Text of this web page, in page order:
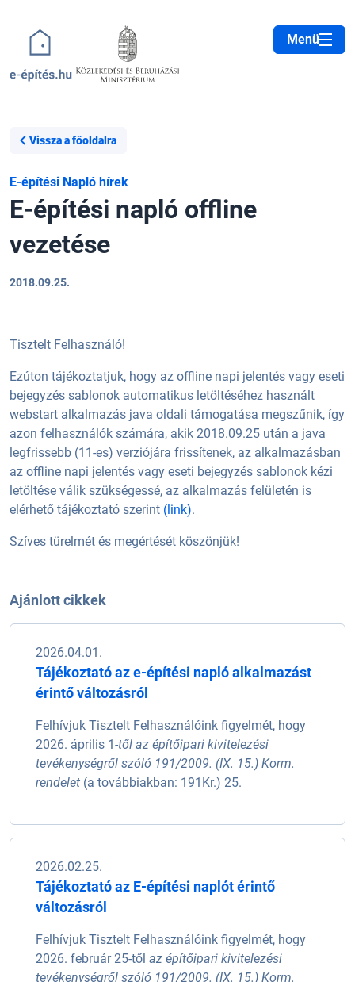
Menü
Vissza a főoldalra
E-építési Napló hírek
E-építési napló offline
vezetése
2018.09.25.
Tisztelt Felhasználó!
Ezúton tájékoztatjuk, hogy az offline napi jelentés vagy eseti
bejegyzés sablonok automatikus letöltéséhez használt
webstart alkalmazás java oldali támogatása megszűnik, így
azon felhasználók számára, akik 2018.09.25 után a java
legfrissebb (11-es) verziójára frissítenek, az alkalmazásban
az offline napi jelentés vagy eseti bejegyzés sablonok kézi
letöltése válik szükségessé, az alkalmazás felületén is
elérhető tájékoztató szerint (link).
Szíves türelmét és megértését köszönjük!
Ajánlott cikkek
2026.04.01.
Tájékoztató az e-építési napló alkalmazást
érintő változásról
Felhívjuk Tisztelt Felhasználóink figyelmét, hogy
2026. április 1-től az építőipari kivitelezési
tevékenységről szóló 191/2009. (IX. 15.) Korm.
rendelet (a továbbiakban: 191Kr.) 25.
2026.02.25.
Tájékoztató az E-építési naplót érintő
változásról
Felhívjuk Tisztelt Felhasználóink figyelmét, hogy
2026. február 25-től az építőipari kivitelezési
tevékenységről szóló 191/2009. (IX. 15.) Korm.